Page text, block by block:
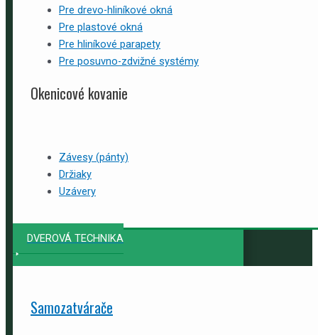
Pre drevo-hliníkové okná
Pre plastové okná
Pre hliníkové parapety
Pre posuvno-zdvižné systémy
Okenicové kovanie
Závesy (pánty)
Držiaky
Uzávery
DVEROVÁ TECHNIKA
Samozatvárače